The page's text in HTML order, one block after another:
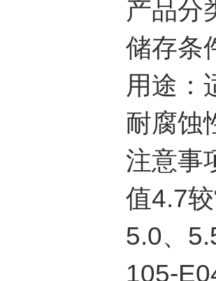
产品分
储存条
用途：
耐腐蚀
注意事
值4.7
5.0、
105-